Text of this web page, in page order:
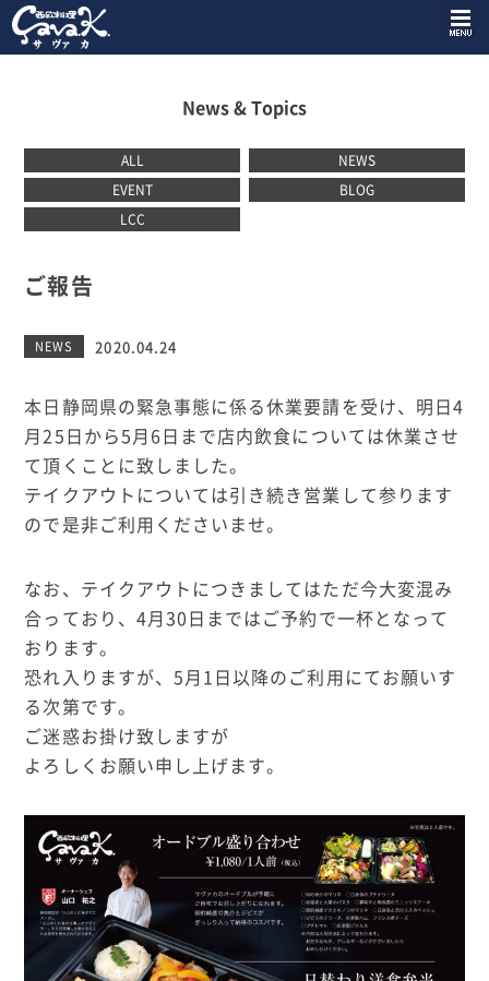
News & Topics
ALL
NEWS
EVENT
BLOG
LCC
ご報告
NEWS 2020.04.24
本日静岡県の緊急事態に係る休業要請を受け、明日4
月25日から5月6日まで店内飲食については休業させ
て頂くことに致しました。
テイクアウトについては引き続き営業して参ります
ので是非ご利用くださいませ。
なお、テイクアウトにつきましてはただ今大変混み
合っており、4月30日まではご予約で一杯となって
おります。
恐れ入りますが、5月1日以降のご利用にてお願いす
る次第です。
ご迷惑お掛け致しますが
よろしくお願い申し上げます。